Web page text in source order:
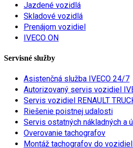
Jazdené vozidlá
Skladové vozidlá
Prenájom vozidiel
IVECO ON
Servisné služby
Asistenčná služba IVECO 24/7
Autorizovaný servis vozidiel
Servis vozidiel RENAULT
Riešenie poistnej udalosti
Servis ostatných nákladných a
Overovanie tachografov
Montáž tachografov do